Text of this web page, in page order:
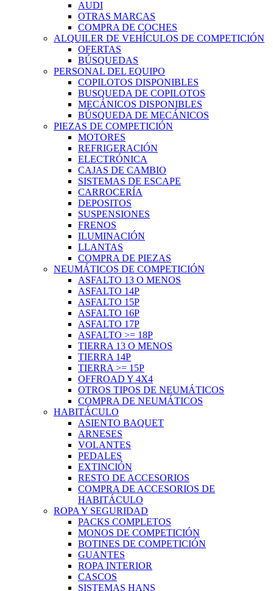
AUDI
OTRAS MARCAS
COMPRA DE COCHES
ALQUILER DE VEHÍCULOS DE COMPETICIÓN
OFERTAS
BÚSQUEDAS
PERSONAL DEL EQUIPO
COPILOTOS DISPONIBLES
BUSQUEDA DE COPILOTOS
MECÁNICOS DISPONIBLES
BÚSQUEDA DE MECÁNICOS
PIEZAS DE COMPETICIÓN
MOTORES
REFRIGERACIÓN
ELECTRÓNICA
CAJAS DE CAMBIO
SISTEMAS DE ESCAPE
CARROCERÍA
DEPOSITOS
SUSPENSIONES
FRENOS
ILUMINACIÓN
LLANTAS
COMPRA DE PIEZAS
NEUMÁTICOS DE COMPETICIÓN
ASFALTO 13 O MENOS
ASFALTO 14P
ASFALTO 15P
ASFALTO 16P
ASFALTO 17P
ASFALTO >= 18P
TIERRA 13 O MENOS
TIERRA 14P
TIERRA >= 15P
OFFROAD Y 4X4
OTROS TIPOS DE NEUMÁTICOS
COMPRA DE NEUMÁTICOS
HABITÁCULO
ASIENTO BAQUET
ARNESES
VOLANTES
PEDALES
EXTINCIÓN
RESTO DE ACCESORIOS
COMPRA DE ACCESORIOS DE
HABITÁCULO
ROPA Y SEGURIDAD
PACKS COMPLETOS
MONOS DE COMPETICIÓN
BOTINES DE COMPETICIÓN
GUANTES
ROPA INTERIOR
CASCOS
SISTEMAS HANS